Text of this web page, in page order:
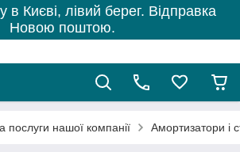
в Києві, лівий берег. Відправка
Новою поштою.
послуги нашої компанії Амортизатори і